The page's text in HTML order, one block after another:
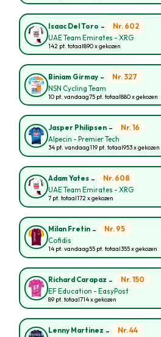
Isaac Del Toro - Nr. 602
UAE Team Emirates - XRG
142 pt. totaal890 x gekozen
Biniam Girmay - Nr. 327
NSN Cycling Team
10 pt. vandaag75 pt. totaal880 x gekozen
Jasper Philipsen - Nr. 16
Alpecin - Premier Tech
34 pt. vandaag119 pt. totaal953 x gekozen
Adam Yates - Nr. 608
UAE Team Emirates - XRG
7 pt. totaal172 x gekozen
Milan Fretin - Nr. 95
Cofidis
14 pt. vandaag55 pt. totaal355 x gekozen
Richard Carapaz - Nr. 150
EF Education - EasyPost
89 pt. totaal714 x gekozen
Lenny Martinez - Nr. 44